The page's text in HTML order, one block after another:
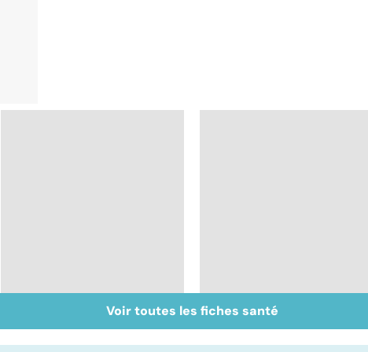
Inflammation des
amygdales : que faire
Suicide : prévenir le
passage à l'acte
Voir toutes les fiches santé